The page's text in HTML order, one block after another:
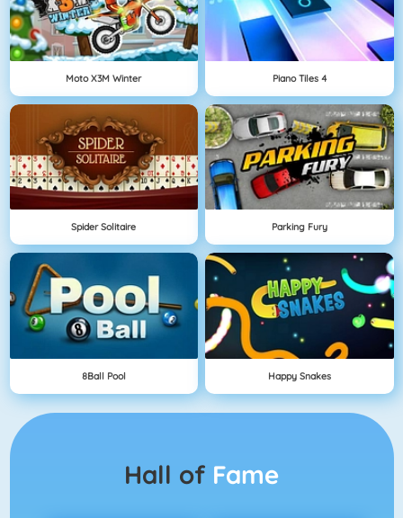
Moto X3M Winter Piano Tiles 4
Spider Solitaire Parking Fury
8Ball Pool Happy Snakes
Hall of Fame